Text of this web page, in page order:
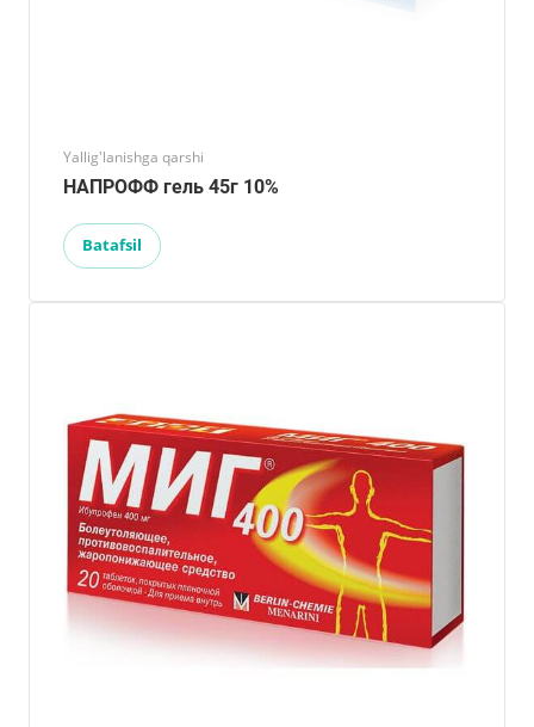
Yallig'lanishga qarshi
НАПРОФФ гель 45г 10%
Batafsil